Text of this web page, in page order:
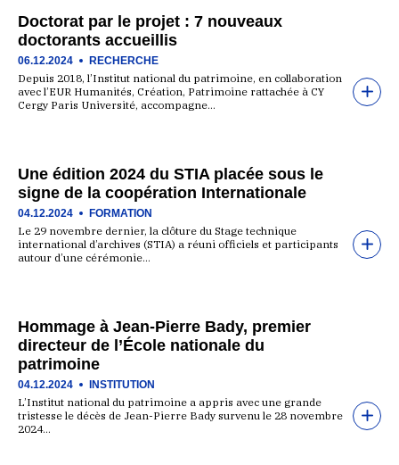
Doctorat par le projet : 7 nouveaux
doctorants accueillis
06.12.2024 RECHERCHE
Depuis 2018, l’Institut national du patrimoine, en collaboration
avec l’EUR Humanités, Création, Patrimoine rattachée à CY
Cergy Paris Université, accompagne…
Une édition 2024 du STIA placée sous le
signe de la coopération Internationale
04.12.2024 FORMATION
Le 29 novembre dernier, la clôture du Stage technique
international d’archives (STIA) a réuni officiels et participants
autour d’une cérémonie…
Hommage à Jean-Pierre Bady, premier
directeur de l’École nationale du
patrimoine
04.12.2024 INSTITUTION
L’Institut national du patrimoine a appris avec une grande
tristesse le décès de Jean-Pierre Bady survenu le 28 novembre
2024…